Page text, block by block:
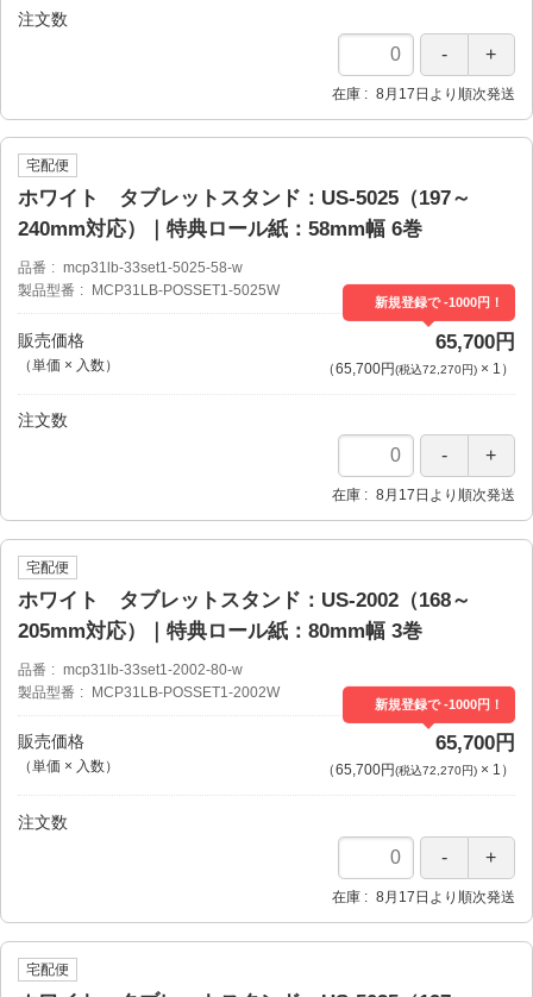
注文数
在庫 8月17日より順次発送
宅配便
ホワイト タブレットスタンド：US-5025（197～
240mm対応）｜特典ロール紙：58mm幅 6巻
品番
mcp31lb-33set1-5025-58-w
製品型番
MCP31LB-POSSET1-5025W
販売価格
（単価 × 入数）
新規登録で -1000円！
65,700円
（65,700円(税込72,270円)× 1 ）
注文数
在庫 8月17日より順次発送
宅配便
ホワイト タブレットスタンド：US-2002（168～
205mm対応）｜特典ロール紙：80mm幅 3巻
品番
mcp31lb-33set1-2002-80-w
製品型番
MCP31LB-POSSET1-2002W
販売価格
（単価 × 入数）
新規登録で -1000円！
65,700円
（65,700円(税込72,270円)× 1 ）
注文数
在庫 8月17日より順次発送
宅配便